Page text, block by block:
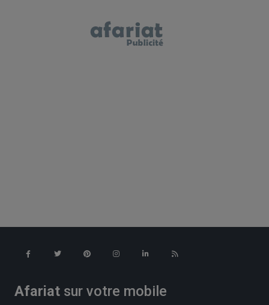
Afariat sur votre mobile